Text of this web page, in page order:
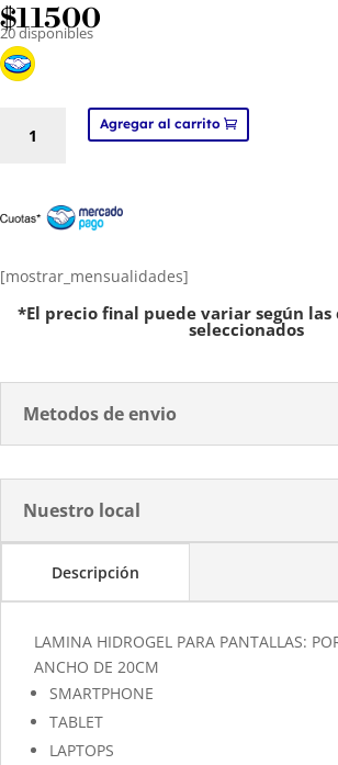
$11500
20 disponibles
para
de
20cm
Agregar al carrito
[mostrar_mensualidades]
*El precio final puede variar según
seleccionados
Metodos de envio
Nuestro local
Descripción
LAMINA HIDROGEL PARA PANTALLAS:
ANCHO DE 20CM
SMARTPHONE
TABLET
LAPTOPS